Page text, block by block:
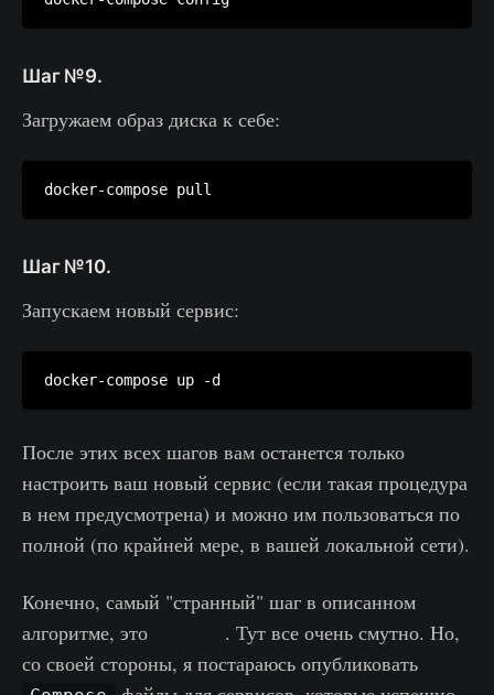
Шаг №9.
Загружаем образ диска к себе:
Шаг №10.
Запускаем новый сервис:
После этих всех шагов вам останется только
настроить ваш новый сервис (если такая процедура
в нем предусмотрена) и можно им пользоваться по
полной (по крайней мере, в вашей локальной сети).
Конечно, самый "странный" шаг в описанном
алгоритме, это
. Тут все очень смутно. Но,
со своей стороны, я постараюсь опубликовать